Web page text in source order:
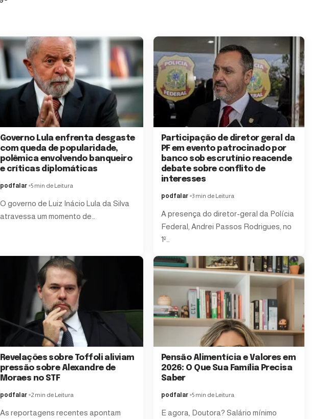
Governo Lula enfrenta desgaste
com queda de popularidade,
polêmica envolvendo banqueiro
e críticas diplomáticas
podfalar 5 min de Leitura
O governo de Luiz Inácio Lula da Silva
atravessa um momento de…
Participação de diretor geral da
PF em evento patrocinado por
banco sob escrutínio reacende
debate sobre conflito de
interesses
podfalar 3 min de Leitura
A presença do diretor-geral da Polícia
Federal, Andrei Passos Rodrigues, no
1º…
Revelações sobre Toffoli aliviam
pressão sobre Alexandre de
Moraes no STF
podfalar 2 min de Leitura
As reportagens recentes apontam
Pensão Alimentícia e Valores em
2026: O Que Sua Família Precisa
Saber
podfalar 5 min de Leitura
E agora, Doutora? Salário mínimo